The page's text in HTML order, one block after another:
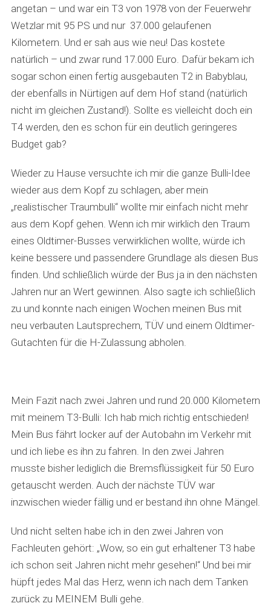
angetan – und war ein T3 von 1978 von der Feuerwehr
Wetzlar mit 95 PS und nur 37.000 gelaufenen
Kilometern. Und er sah aus wie neu! Das kostete
natürlich – und zwar rund 17.000 Euro. Dafür bekam ich
sogar schon einen fertig ausgebauten T2 in Babyblau,
der ebenfalls in Nürtigen auf dem Hof stand (natürlich
nicht im gleichen Zustand!). Sollte es vielleicht doch ein
T4 werden, den es schon für ein deutlich geringeres
Budget gab?
Wieder zu Hause versuchte ich mir die ganze Bulli-Idee
wieder aus dem Kopf zu schlagen, aber mein
„realistischer Traumbulli“ wollte mir einfach nicht mehr
aus dem Kopf gehen. Wenn ich mir wirklich den Traum
eines Oldtimer-Busses verwirklichen wollte, würde ich
keine bessere und passendere Grundlage als diesen Bus
finden. Und schließlich würde der Bus ja in den nächsten
Jahren nur an Wert gewinnen. Also sagte ich schließlich
zu und konnte nach einigen Wochen meinen Bus mit
neu verbauten Lautsprechern, TÜV und einem Oldtimer-
Gutachten für die H-Zulassung abholen.
Mein Fazit nach zwei Jahren und rund 20.000 Kilometern
mit meinem T3-Bulli: Ich hab mich richtig entschieden!
Mein Bus fährt locker auf der Autobahn im Verkehr mit
und ich liebe es ihn zu fahren. In den zwei Jahren
musste bisher lediglich die Bremsflüssigkeit für 50 Euro
getauscht werden. Auch der nächste TÜV war
inzwischen wieder fällig und er bestand ihn ohne Mängel.
Und nicht selten habe ich in den zwei Jahren von
Fachleuten gehört: „Wow, so ein gut erhaltener T3 habe
ich schon seit Jahren nicht mehr gesehen!“ Und bei mir
hüpft jedes Mal das Herz, wenn ich nach dem Tanken
zurück zu MEINEM Bulli gehe.